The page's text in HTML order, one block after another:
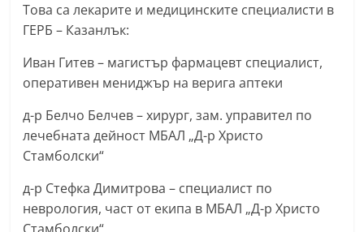
Това са лекарите и медицинските специалисти в
ГЕРБ – Казанлък:
Иван Гитев – магистър фармацевт специалист,
оперативен мениджър на верига аптеки
д-р Белчо Белчев – хирург, зам. управител по
лечебната дейност МБАЛ „Д-р Христо
Стамболски“
д-р Стефка Димитрова – специалист по
неврология, част от екипа в МБАЛ „Д-р Христо